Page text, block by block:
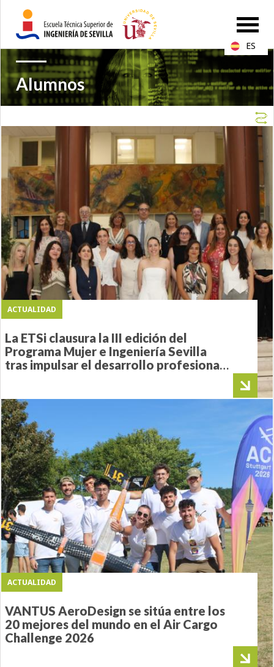
Alumnos
ACTUALIDAD
La ETSi clausura la III edición del
Programa Mujer e Ingeniería Sevilla
tras impulsar el desarrollo profesional
ACTUALIDAD
VANTUS AeroDesign se sitúa entre los
20 mejores del mundo en el Air Cargo
Challenge 2026
ES